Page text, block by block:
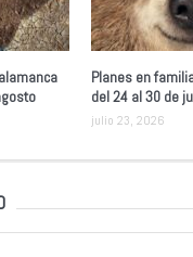
Planes en
del 24 al 30 de
julio 23, 2026